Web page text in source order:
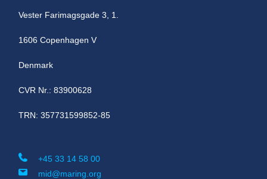
Vester Farimagsgade 3, 1.
1606 Copenhagen V
Denmark
CVR Nr.: 83900628
TRN: 357731599852-85
+45 33 14 58 00
mid@maring.org